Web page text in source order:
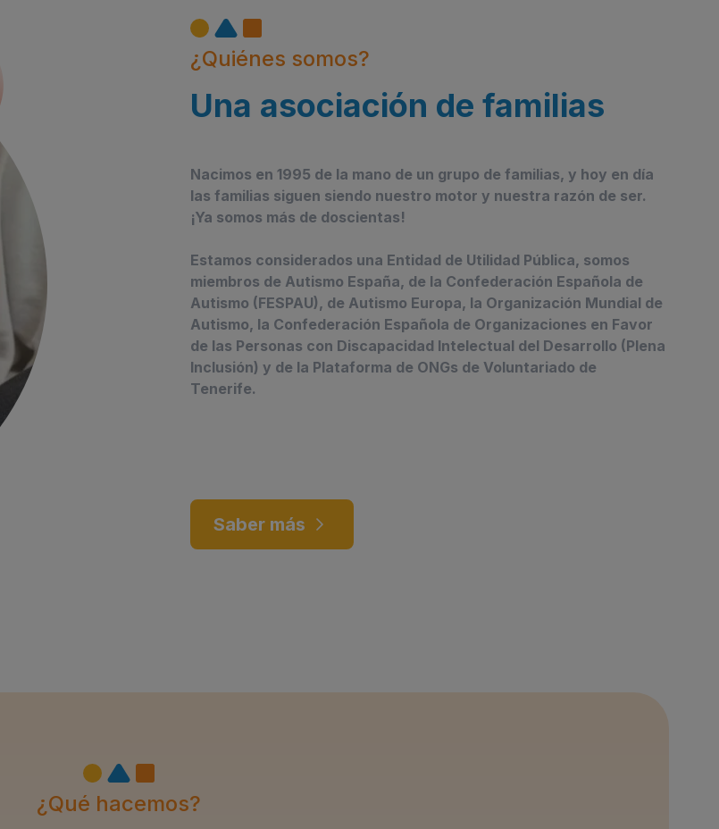
¿Quiénes somos?
Una asociación de familias
Nacimos en 1995 de la mano de un grupo de familias, y hoy en día
las familias siguen siendo nuestro motor y nuestra razón de ser.
¡Ya somos más de doscientas!
Estamos considerados una Entidad de Utilidad Pública, somos
miembros de Autismo España, de la Confederación Española de
Autismo (FESPAU), de Autismo Europa, la Organización Mundial de
Autismo, la Confederación Española de Organizaciones en Favor
de las Personas con Discapacidad Intelectual del Desarrollo (Plena
Inclusión) y de la Plataforma de ONGs de Voluntariado de
Tenerife.
Saber más
¿Qué hacemos?